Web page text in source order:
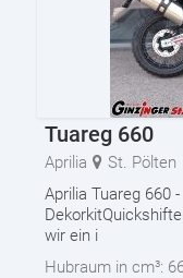
Tuareg 660
Aprilia
St. Pölten
Aprilia Tuareg 660
wir ein i
Hubraum in cm³: